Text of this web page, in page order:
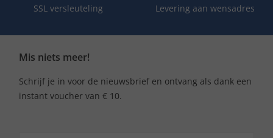
SSL versleuteling Levering aan wensadres
Mis niets meer!
Schrijf je in voor de nieuwsbrief en ontvang als dank een
instant voucher van € 10.